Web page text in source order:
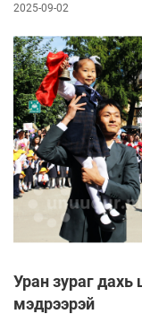
2025-09-02
Уран зураг
мэдрээрэй